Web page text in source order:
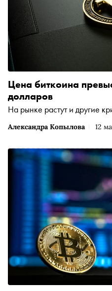
Александра Копылова 12
Цена биткоина
долларов
На рынке растут и другие